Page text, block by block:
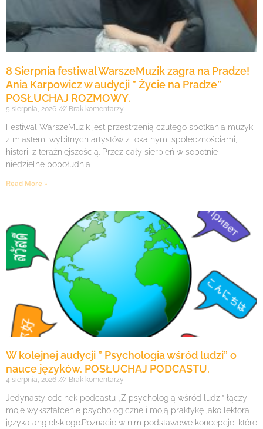
8 Sierpnia festiwal WarszeMuzik zagra na Pradze!
Ania Karpowicz w audycji ” Życie na Pradze”
POSŁUCHAJ ROZMOWY.
5 sierpnia, 2026 Brak komentarzy
Festiwal WarszeMuzik jest przestrzenią czułego spotkania muzyki
z miastem, wybitnych artystów z lokalnymi społecznościami,
historii z teraźniejszością. Przez cały sierpień w sobotnie i
niedzielne popołudnia
Read More »
W kolejnej audycji ” Psychologia wśród ludzi” o
nauce języków. POSŁUCHAJ PODCASTU.
4 sierpnia, 2026 Brak komentarzy
Jedynasty odcinek podcastu „Z psychologią wśród ludzi” łączy
moje wykształcenie psychologiczne i moją praktykę jako lektora
języka angielskiego.Poznacie w nim podstawowe koncepcje, które